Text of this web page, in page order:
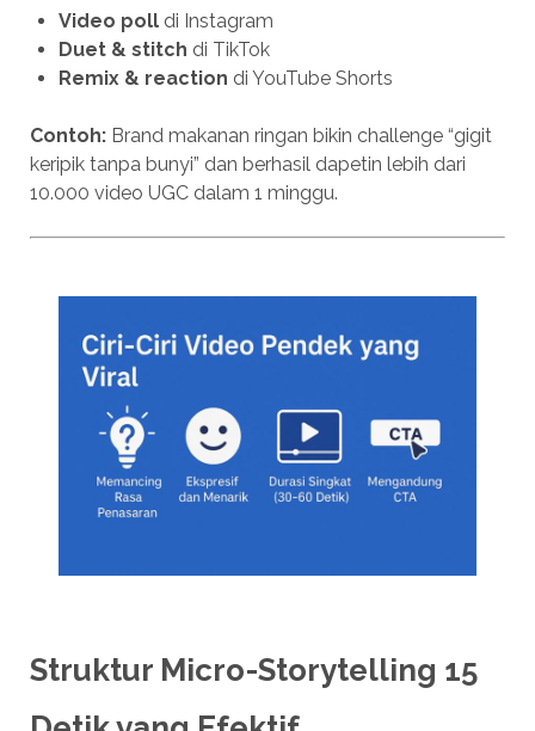
Video polldi Instagram
Duet & stitch di TikTok
Remix & reaction di YouTube Shorts
Contoh:Brand makanan ringan bikin challenge “gigit
keripik tanpa bunyi” dan berhasil dapetin lebih dari
10.000 video UGC dalam 1 minggu.
Struktur Micro-Storytelling 15